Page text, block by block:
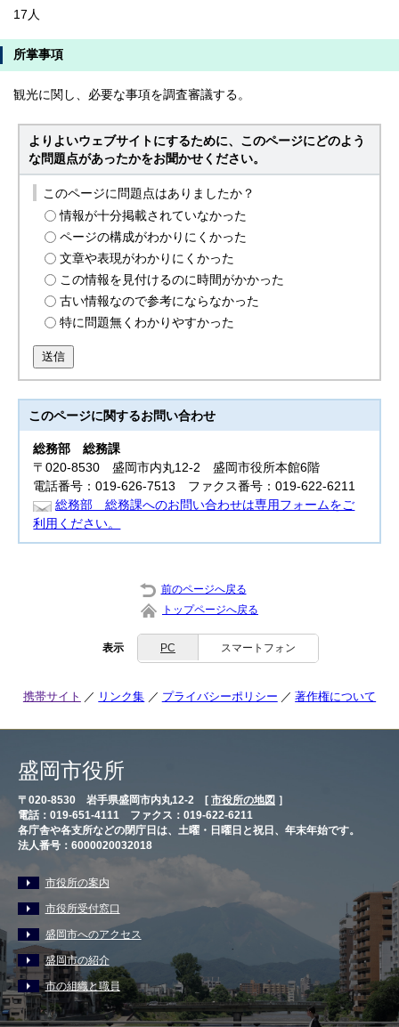
17人
所掌事項
観光に関し、必要な事項を調査審議する。
よりよいウェブサイトにするために、このページにどのよう
な問題点があったかをお聞かせください。
このページに問題点はありましたか？
情報が十分掲載されていなかった
ページの構成がわかりにくかった
文章や表現がわかりにくかった
この情報を見付けるのに時間がかかった
古い情報なので参考にならなかった
特に問題無くわかりやすかった
送信
このページに関するお問い合わせ
総務部総務課
〒020-8530 盛岡市内丸12-2 盛岡市役所本館6階
電話番号：019-626-7513 ファクス番号：019-622-6211
総務部 総務課へのお問い合わせは専用フォームをご
利用ください。
前のページへ戻る
トップページへ戻る
表示 PC スマートフォン
携帯サイト リンク集 プライバシーポリシー 著作権について
盛岡市役所
〒020-8530 岩手県盛岡市内丸12-2 [ 市役所の地図 ］
電話：019-651-4111 ファクス：019-622-6211
各庁舎や各支所などの閉庁日は、土曜・日曜日と祝日、年末年始です。
法人番号：6000020032018
市役所の案内
市役所受付窓口
盛岡市へのアクセス
盛岡市の紹介
市の組織と職員